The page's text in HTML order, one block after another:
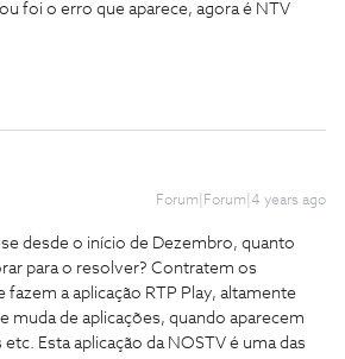
foi o erro que aparece, agora é NTV
Forum|Forum|4 years ago
desde o início de Dezembro, quanto
para o resolver? Contratem os
fazem a aplicação RTP Play, altamente
muda de aplicações, quando aparecem
Esta aplicação da NOSTV é uma das